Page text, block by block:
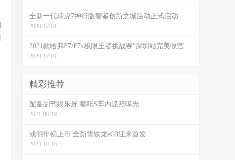
全新一代瑞虎7神行版智鉴创新之城活动正式启动
2020-12-01
2021款哈弗F7/F7x极限王者挑战赛”深圳站完美收官
2020-12-01
精彩推荐
配备副驾娱乐屏 哪吒S车内谍照曝光
2021-08-19
或明年初上市 全新雪铁龙eC3迎来首发
2023-10-18